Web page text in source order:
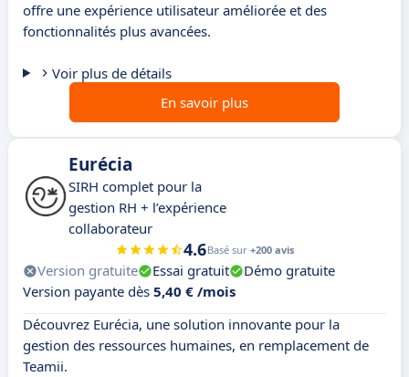
offre une expérience utilisateur améliorée et des
fonctionnalités plus avancées.
Voir plus de détails
En savoir plus
Eurécia
SIRH complet pour la
gestion RH + l’expérience
collaborateur
4.6Basé sur +200 avis
Version gratuite Essai gratuit
Démo gratuite
Version payante dès 5,40 € /mois
Découvrez Eurécia, une solution innovante pour la
gestion des ressources humaines, en remplacement de
Teamii.